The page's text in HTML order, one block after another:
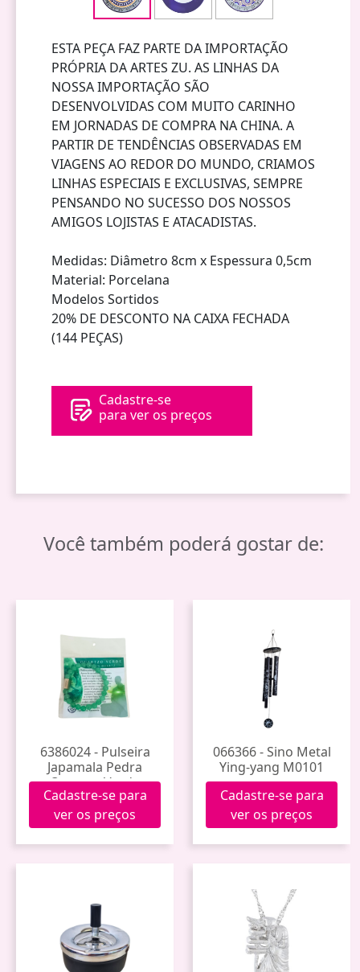
ESTA PEÇA FAZ PARTE DA IMPORTAÇÃO
PRÓPRIA DA ARTES ZU. AS LINHAS DA
NOSSA IMPORTAÇÃO SÃO
DESENVOLVIDAS COM MUITO CARINHO
EM JORNADAS DE COMPRA NA CHINA. A
PARTIR DE TENDÊNCIAS OBSERVADAS EM
VIAGENS AO REDOR DO MUNDO, CRIAMOS
LINHAS ESPECIAIS E EXCLUSIVAS, SEMPRE
PENSANDO NO SUCESSO DOS NOSSOS
AMIGOS LOJISTAS E ATACADISTAS.
Medidas: Diâmetro 8cm x Espessura 0,5cm
Material: Porcelana
Modelos Sortidos
20% DE DESCONTO NA CAIXA FECHADA
(144 PEÇAS)
Cadastre-se
para ver os preços
Você também poderá gostar de:
6386024 - Pulseira
Japamala Pedra
Quartzo Verde
Cadastre-se para
ver os preços
066366 - Sino Metal
Ying-yang M0101
Cadastre-se para
ver os preços